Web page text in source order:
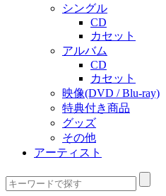
シングル
CD
カセット
アルバム
CD
カセット
映像(DVD / Blu-ray)
特典付き商品
グッズ
その他
アーティスト